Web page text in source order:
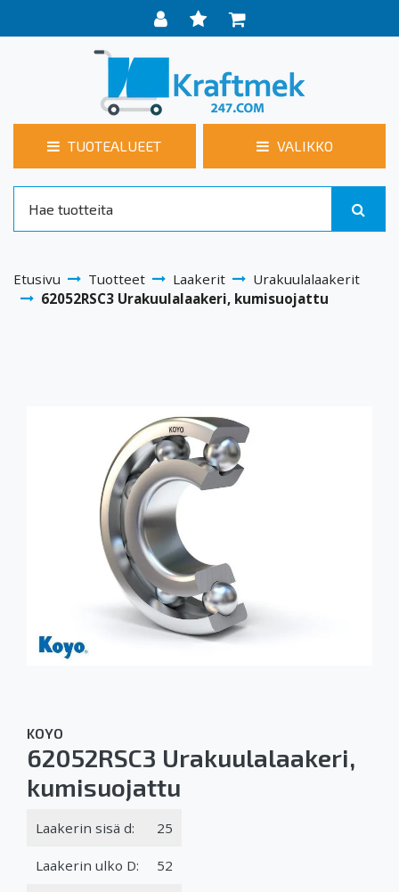
TUOTEALUEET VALIKKO
Etusivu Tuotteet Laakerit
Urakuulalaakerit
62052RSC3 Urakuulalaakeri, kumisuojattu
KOYO
62052RSC3 Urakuulalaakeri,
kumisuojattu
Laakerin sisä d: 25
Laakerin ulko D: 52